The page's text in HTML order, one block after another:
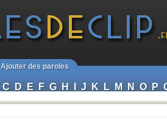
Ajouter des paroles
C D E F G H I J K L M N O P